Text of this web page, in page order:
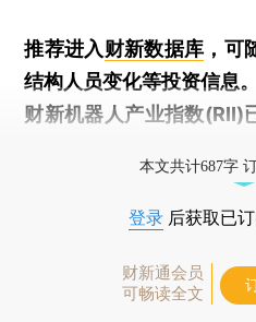
推荐进入财新数据库 ，可
结构人员变化等投资信息。
财新机器人产业指数(RII)
本文共计687字
登录 后获取已
财新通会员
可畅读全文